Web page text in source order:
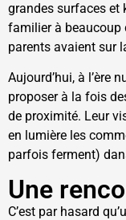
grandes surfaces et
familier à beaucoup
parents avaient sur
Aujourd’hui, à l’ère
proposer à la fois
de proximité. Leur
en lumière les
parfois ferment)
Une
C’est par hasard